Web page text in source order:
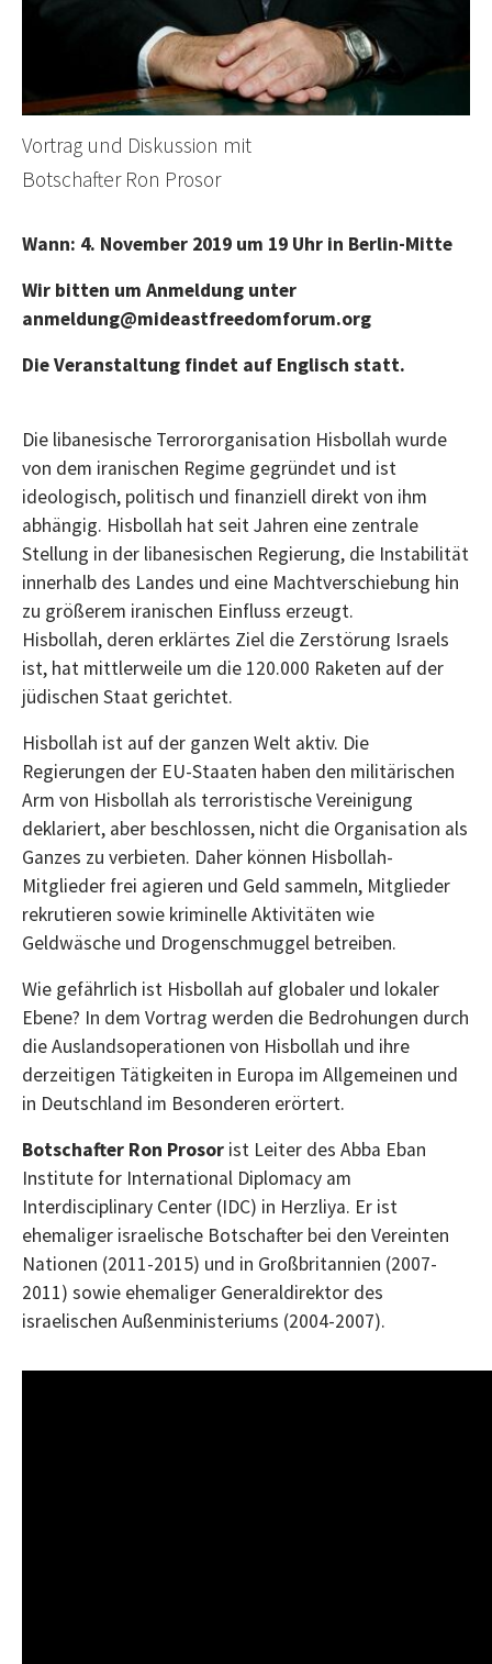
Vortrag und Diskussion mit
Botschafter Ron Prosor
Wann: 4. November 2019 um 19 Uhr in Berlin-Mitte
Wir bitten um Anmeldung unter
anmeldung@mideastfreedomforum.org
Die Veranstaltung findet auf Englisch statt.
Die libanesische Terrororganisation Hisbollah wurde
von dem iranischen Regime gegründet und ist
ideologisch, politisch und finanziell direkt von ihm
abhängig. Hisbollah hat seit Jahren eine zentrale
Stellung in der libanesischen Regierung, die Instabilität
innerhalb des Landes und eine Machtverschiebung hin
zu größerem iranischen Einfluss erzeugt.
Hisbollah, deren erklärtes Ziel die Zerstörung Israels
ist, hat mittlerweile um die 120.000 Raketen auf der
jüdischen Staat gerichtet.
Hisbollah ist auf der ganzen Welt aktiv. Die
Regierungen der EU-Staaten haben den militärischen
Arm von Hisbollah als terroristische Vereinigung
deklariert, aber beschlossen, nicht die Organisation als
Ganzes zu verbieten. Daher können Hisbollah-
Mitglieder frei agieren und Geld sammeln, Mitglieder
rekrutieren sowie kriminelle Aktivitäten wie
Geldwäsche und Drogenschmuggel betreiben.
Wie gefährlich ist Hisbollah auf globaler und lokaler
Ebene? In dem Vortrag werden die Bedrohungen durch
die Auslandsoperationen von Hisbollah und ihre
derzeitigen Tätigkeiten in Europa im Allgemeinen und
in Deutschland im Besonderen erörtert.
Botschafter Ron Prosor ist Leiter des Abba Eban
Institute for International Diplomacy am
Interdisciplinary Center (IDC) in Herzliya. Er ist
ehemaliger israelische Botschafter bei den Vereinten
Nationen (2011-2015) und in Großbritannien (2007-
2011) sowie ehemaliger Generaldirektor des
israelischen Außenministeriums (2004-2007).